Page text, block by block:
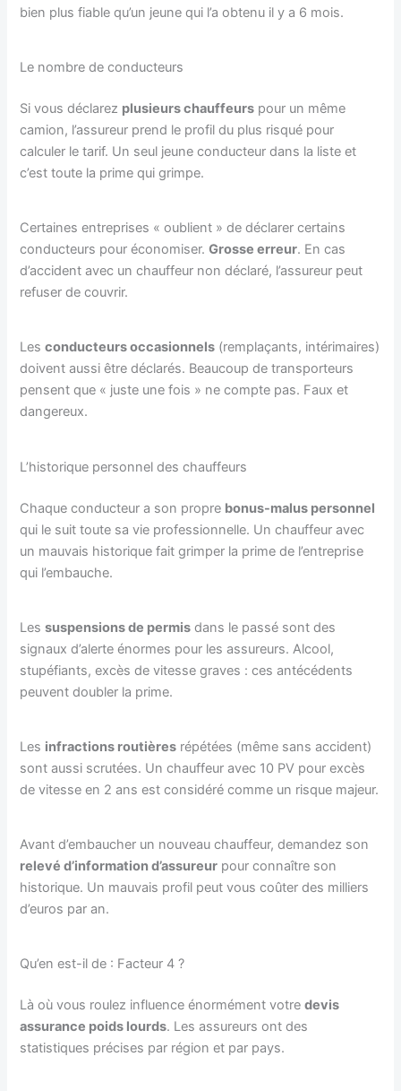
bien plus fiable qu’un jeune qui l’a obtenu il y a 6 mois.
Le nombre de conducteurs
Si vous déclarez plusieurs chauffeurs pour un même
camion, l’assureur prend le profil du plus risqué pour
calculer le tarif. Un seul jeune conducteur dans la liste et
c’est toute la prime qui grimpe.
Certaines entreprises « oublient » de déclarer certains
conducteurs pour économiser.Grosse erreur. En cas
d’accident avec un chauffeur non déclaré, l’assureur peut
refuser de couvrir.
Lesconducteurs occasionnels (remplaçants, intérimaires)
doivent aussi être déclarés. Beaucoup de transporteurs
pensent que « juste une fois » ne compte pas. Faux et
dangereux.
L’historique personnel des chauffeurs
Chaque conducteur a son propre bonus-malus personnel
qui le suit toute sa vie professionnelle. Un chauffeur avec
un mauvais historique fait grimper la prime de l’entreprise
qui l’embauche.
Lessuspensions de permis dans le passé sont des
signaux d’alerte énormes pour les assureurs. Alcool,
stupéfiants, excès de vitesse graves : ces antécédents
peuvent doubler la prime.
Les infractions routières répétées (même sans accident)
sont aussi scrutées. Un chauffeur avec 10 PV pour excès
de vitesse en 2 ans est considéré comme un risque majeur.
Avant d’embaucher un nouveau chauffeur, demandez son
relevé d’information d’assureur pour connaître son
historique. Un mauvais profil peut vous coûter des milliers
d’euros par an.
Qu’en est-il de : Facteur 4 ?
Là où vous roulez influence énormément votredevis
assurance poids lourds. Les assureurs ont des
statistiques précises par région et par pays.